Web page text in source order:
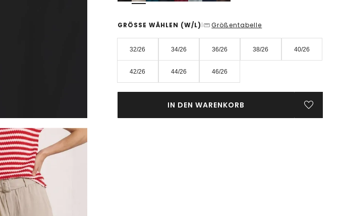
GRÖSSE WÄHLEN (W/L) | Größentabelle
32/26 34/26 36/26 38/26 40/26
42/26 44/26 46/26
IN DEN WARENKORB